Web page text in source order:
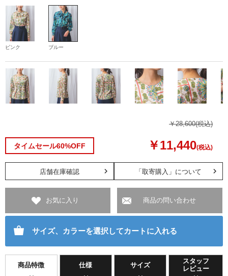
ピンク ブルー
￥28,600(税込)
タイムセール60%OFF ￥11,440(税込)
「取寄購入」について
店舗在庫確認
お気に入り 商品の問い合わせ
サイズ、カラーを選択してカートに入れる
商品特徴 仕様 サイズ
スタッフ
レビュー